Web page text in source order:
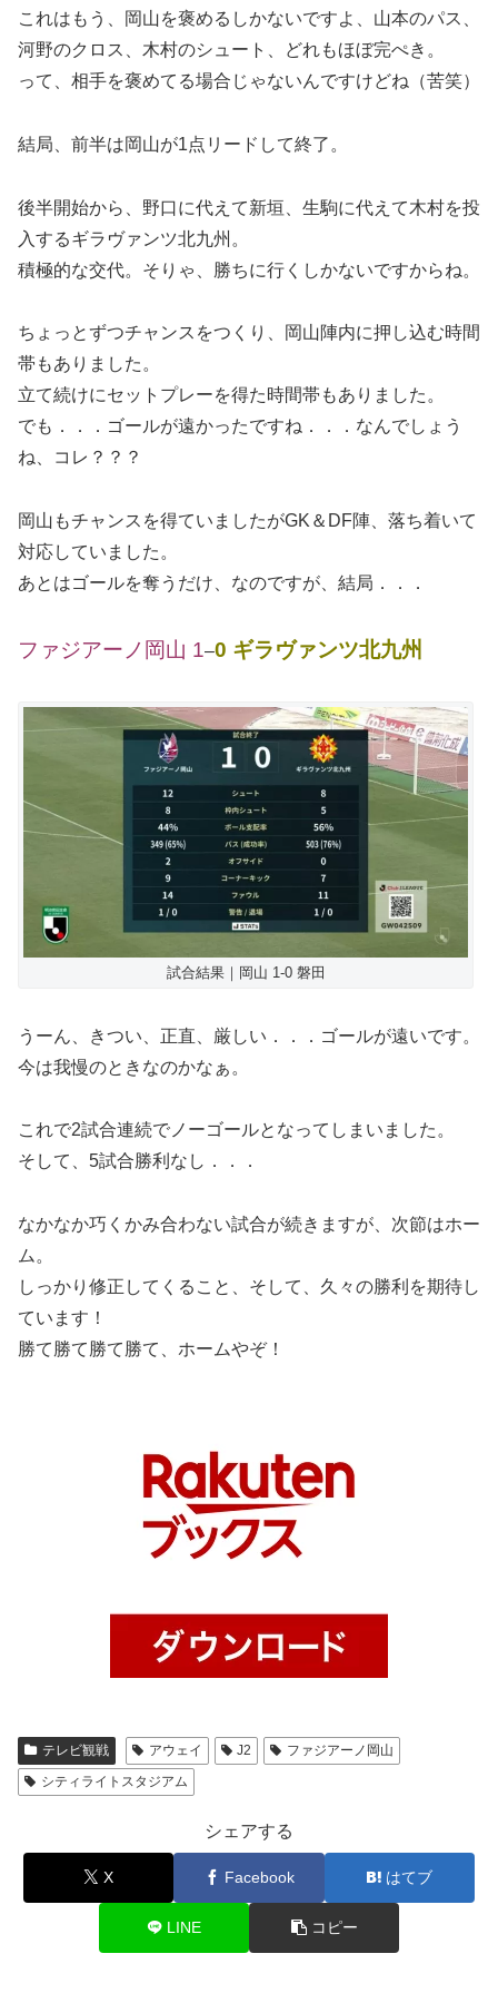
これはもう、岡山を褒めるしかないですよ、山本のパス、
河野のクロス、木村のシュート、どれもほぼ完ぺき。
って、相手を褒めてる場合じゃないんですけどね（苦笑）
結局、前半は岡山が1点リードして終了。
後半開始から、野口に代えて新垣、生駒に代えて木村を投
入するギラヴァンツ北九州。
積極的な交代。そりゃ、勝ちに行くしかないですからね。
ちょっとずつチャンスをつくり、岡山陣内に押し込む時間
帯もありました。
立て続けにセットプレーを得た時間帯もありました。
でも．．．ゴールが遠かったですね．．．なんでしょう
ね、コレ？？？
岡山もチャンスを得ていましたがGK＆DF陣、落ち着いて
対応していました。
あとはゴールを奪うだけ、なのですが、結局．．．
ファジアーノ岡山 1–0 ギラヴァンツ北九州
試合結果｜岡山 1-0 磐田
うーん、きつい、正直、厳しい．．．ゴールが遠いです。
今は我慢のときなのかなぁ。
これで2試合連続でノーゴールとなってしまいました。
そして、5試合勝利なし．．．
なかなか巧くかみ合わない試合が続きますが、次節はホー
ム。
しっかり修正してくること、そして、久々の勝利を期待し
ています！
勝て勝て勝て勝て、ホームやぞ！
テレビ観戦 アウェイ J2
ファジアーノ岡山
シティライトスタジアム
シェアする
X Facebook はてブ
LINE コピー